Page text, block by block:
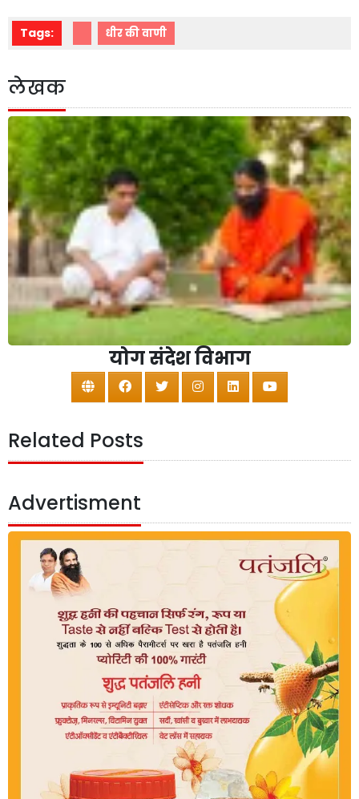
Tags: धीर की वाणी
लेखक
योग संदेश विभाग
Related Posts
Advertisment